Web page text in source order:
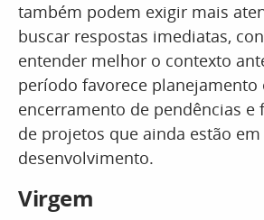
também podem exigir mais
buscar respostas imediatas,
entender melhor o contexto
período favorece planejamento
encerramento de pendências e
de projetos que ainda estão
desenvolvimento.
Virgem